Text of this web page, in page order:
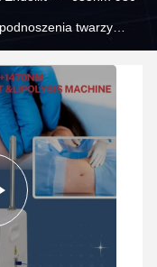
twarzy